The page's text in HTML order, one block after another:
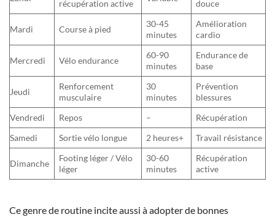
récupération active douce
Mardi Course à pied
30-45
minutes
Amélioration
cardio
Mercredi Vélo endurance
60-90
minutes
Endurance de
base
Jeudi
Renforcement
musculaire
30
minutes
Prévention
blessures
Vendredi
Repos –
Récupération
Samedi
Sortie vélo longue 2 heures+ Travail résistance
Dimanche
Footing léger / Vélo
léger
30-60
minutes
Récupération
active
Ce genre de routine incite aussi à adopter de bonnes